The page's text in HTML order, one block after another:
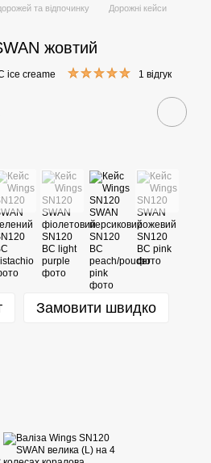
та відпочинку
Дорожні кейси
жовтий
ice creame 1 відгук
Замовити швидко